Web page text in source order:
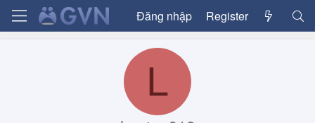
Đăng nhập Register
L